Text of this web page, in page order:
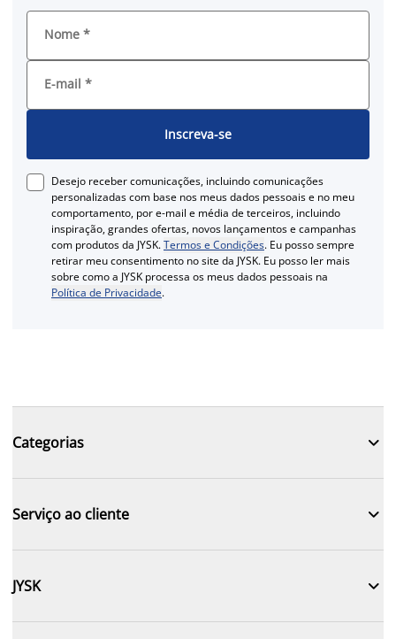
Nome *
E-mail *
Inscreva-se
Desejo receber comunicações, incluindo comunicações
personalizadas com base nos meus dados pessoais e no meu
comportamento, por e-mail e média de terceiros, incluindo
inspiração, grandes ofertas, novos lançamentos e campanhas
com produtos da JYSK.Termos e Condições. Eu posso sempre
retirar meu consentimento no site da JYSK. Eu posso ler mais
sobre como a JYSK processa os meus dados pessoais na
Política de Privacidade.
Categorias 
Serviço ao cliente 
JYSK 